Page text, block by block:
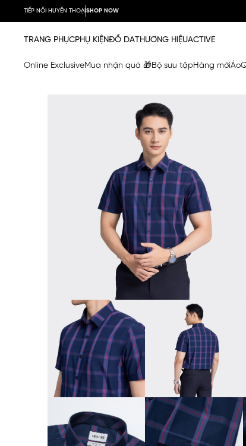
TIẾP NỐI HUYỀN THOẠISHOP NOW
TRANG PHỤCPHỤ KIỆNĐỒ DATHƯƠNG HIỆUACTIVE
Online ExclusiveMua nhận quà 🎁Bộ sưu tậpHàng mớiÁo